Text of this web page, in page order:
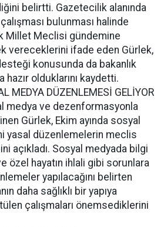
belirtti. Gazetecilik alanında
bulunması halinde
Millet Meclisi gündemine
vereceklerini ifade eden Gürlek,
konusunda da bakanlık
hazır olduklarını kaydetti.
MEDYA DÜZENLEMESİ GELİYOR
medya ve dezenformasyonla
Gürlek, Ekim ayında sosyal
yasal düzenlemelerin meclis
açıkladı. Sosyal medyada bilgi
özel hayatın ihlali gibi sorunlara
yapılacağını belirten
daha sağlıklı bir yapıya
çalışmaları önemsediklerini